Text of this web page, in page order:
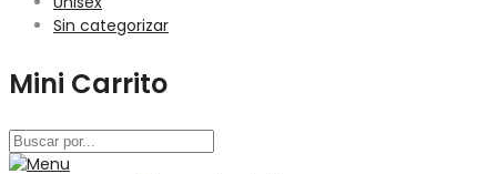
Sin categorizar
Mini Carrito